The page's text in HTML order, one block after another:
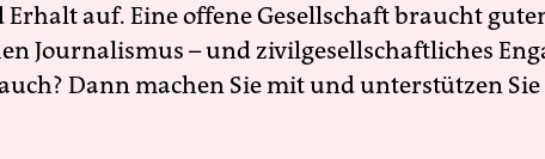
Erhalt auf. Eine offene Gesellschaft braucht
Journalismus – und zivilgesellschaftliches
Dann machen Sie mit und unterstützen